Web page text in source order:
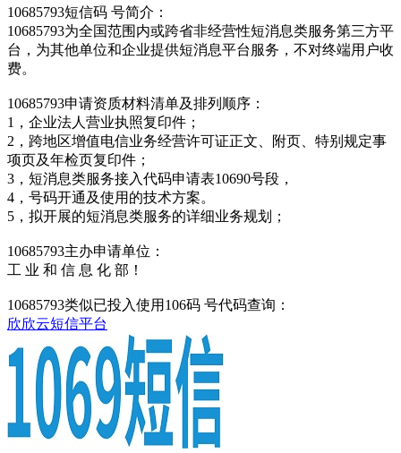
10685793短信码 号简介：
10685793为全国范围内或跨省非经营性短消息类服务第三方平
台，为其他单位和企业提供短消息平台服务，不对终端用户收
费。
10685793申请资质材料清单及排列顺序：
1，企业法人营业执照复印件；
2，跨地区增值电信业务经营许可证正文、附页、特别规定事
项页及年检页复印件；
3，短消息类服务接入代码申请表10690号段，
4，号码开通及使用的技术方案。
5，拟开展的短消息类服务的详细业务规划；
10685793主办申请单位：
工 业 和 信 息 化 部！
10685793类似已投入使用106码 号代码查询：
欣欣云短信平台